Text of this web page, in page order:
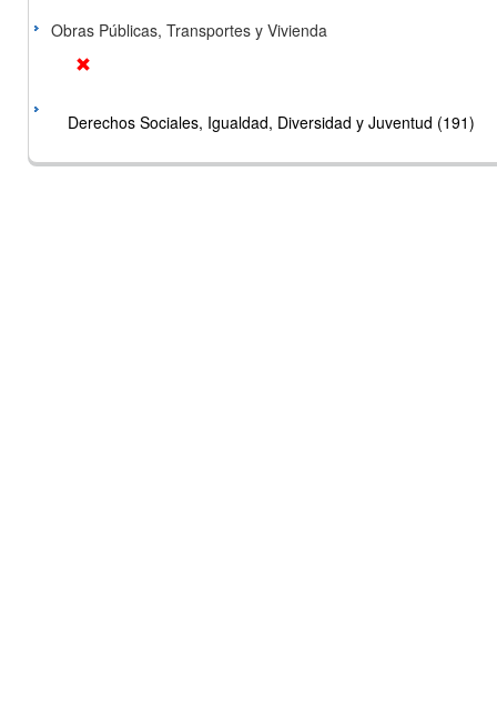
Obras Públicas, Transportes y Vivienda
Derechos Sociales, Igualdad, Diversidad y Juventud (191)